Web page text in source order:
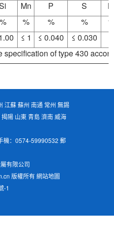
Mn P S
% % % %
≤ 1 ≤ 0.040
≤ 0.030
specification of type 430
江蘇 蘇州 南通 常州 無錫
陽 山東 青島 濟南 威海
機：0574-59990532 郵
有限公司
版權所有網站地圖
-1